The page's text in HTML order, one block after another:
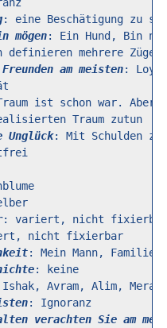
mögen
am meisten
ist schon war. Aber
Unglück
: Sonnenblume
: mich selber
: variert, nicht fixierbar
: keine
: Ignoranz
verachten Sie am